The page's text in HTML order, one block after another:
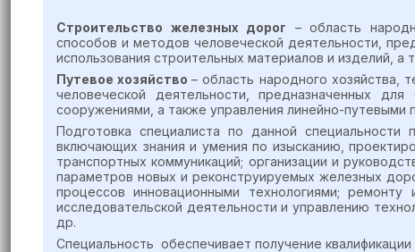
Строительство железных дорог – область
способов и методов человеческой деятельности,
использования строительных материалов и изделий,
Путевое хозяйство– область народного хозяйства,
человеческой деятельности, предназначенных
сооружениями, а также управления линейно-путевыми
Подготовка специалиста по данной специальности
включающих знания и умения по изысканию,
транспортных коммуникаций; организации и
параметров новых и реконструируемых железных
процессов инновационными технологиями;
исследовательской деятельности и управлению
др.
Специальность обеспечивает получение квалификации